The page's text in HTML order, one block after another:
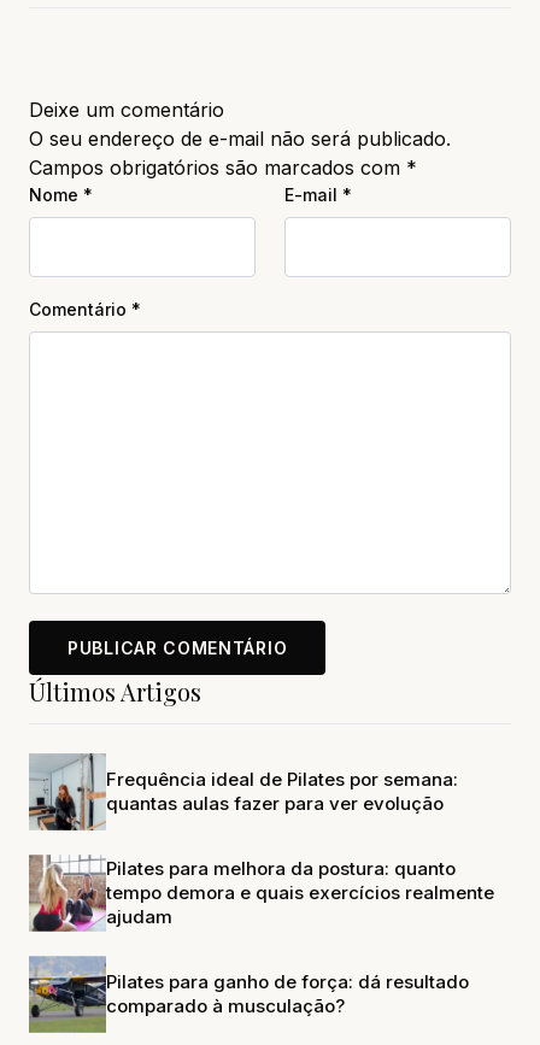
Deixe um comentário
O seu endereço de e-mail não será publicado.
Campos obrigatórios são marcados com *
Nome * E-mail *
Comentário *
Últimos Artigos
Frequência ideal de Pilates por semana:
quantas aulas fazer para ver evolução
Pilates para melhora da postura: quanto
tempo demora e quais exercícios realmente
ajudam
Pilates para ganho de força: dá resultado
comparado à musculação?